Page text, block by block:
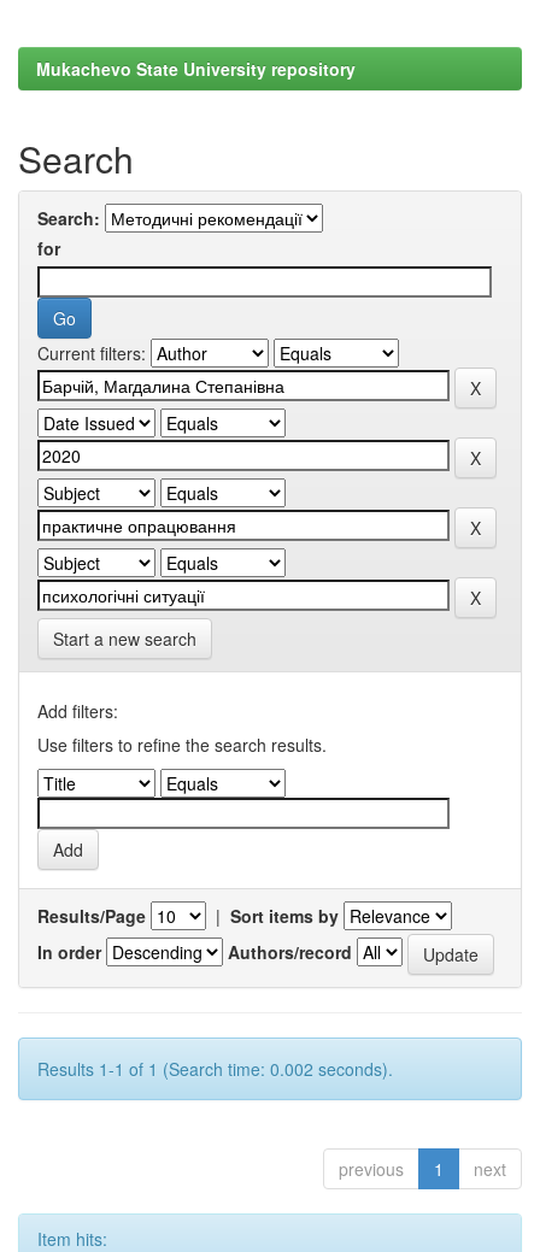
Mukachevo State University repository
Search
Search:
for
Current filters:
Start a new search
Add filters:
Use filters to refine the search results.
Results/Page | Sort items by
In order
Authors/record
Results 1-1 of 1 (Search time: 0.002 seconds).
previous 1 next
Item hits: